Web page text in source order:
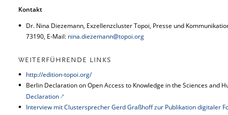
Kontakt
Dr. Nina Diezemann, Exzellenzcluster Topoi, Presse und
73190, E-Mail: nina.diezemann@topoi.org
WEITERFÜHRENDE LINKS
http://edition-topoi.org/
Berlin Declaration on Open Access to Knowledge in the Sciences and
Declaration
Interview mit Clustersprecher Gerd Graßhoff zur Publikation digitaler